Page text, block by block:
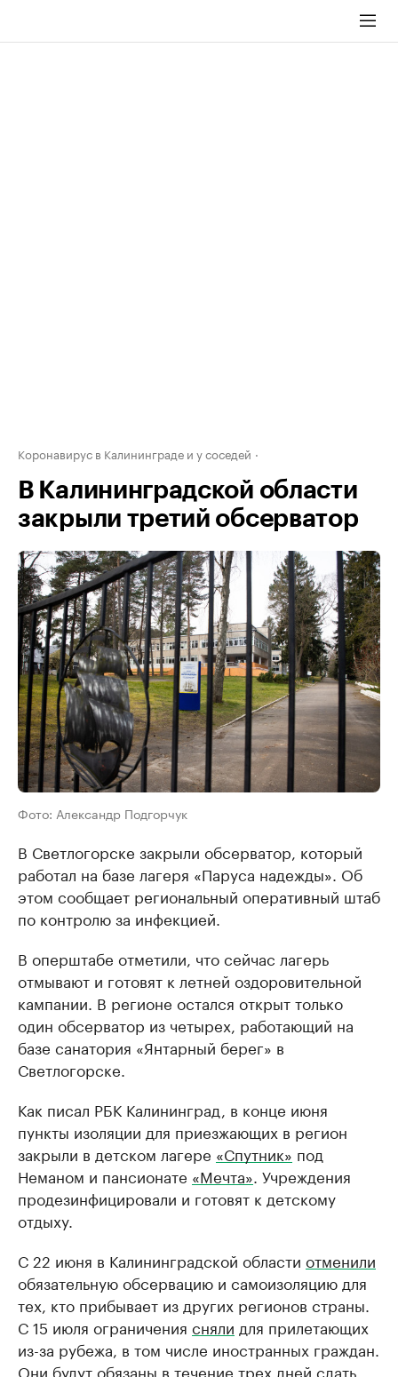
Коронавирус в Калининграде и у соседей
В Калининградской области
закрыли третий обсерватор
Фото: Александр Подгорчук
В Светлогорске закрыли обсерватор, который
работал на базе лагеря «Паруса надежды». Об
этом сообщает региональный оперативный штаб
по контролю за инфекцией.
В оперштабе отметили, что сейчас лагерь
отмывают и готовят к летней оздоровительной
кампании. В регионе остался открыт только
один обсерватор из четырех, работающий на
базе санатория «Янтарный берег» в
Светлогорске.
Как писал РБК Калининград, в конце июня
пункты изоляции для приезжающих в регион
закрыли в детском лагере «Спутник» под
Неманом и пансионате «Мечта» . Учреждения
продезинфицировали и готовят к детскому
отдыху.
С 22 июня в Калининградской области отменили
обязательную обсервацию и самоизоляцию для
тех, кто прибывает из других регионов страны.
С 15 июля ограничения сняли для прилетающих
из-за рубежа, в том числе иностранных граждан.
Они будут обязаны в течение трех дней сдать